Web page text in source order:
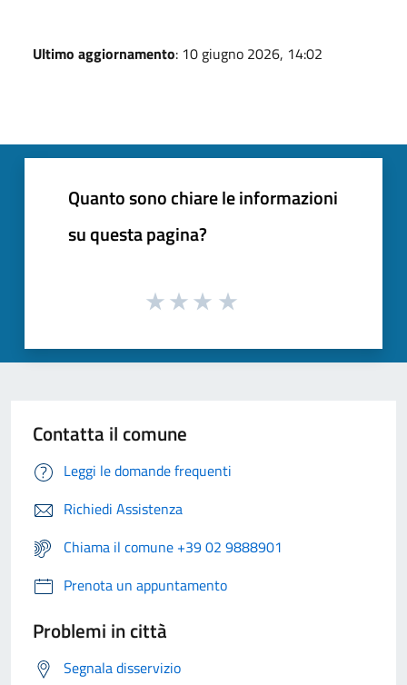
Ultimo aggiornamento: 10 giugno 2026, 14:02
Quanto sono chiare le informazioni
su questa pagina?
Contatta il comune
Leggi le domande frequenti
Richiedi Assistenza
Chiama il comune +39 02 9888901
Prenota un appuntamento
Problemi in città
Segnala disservizio